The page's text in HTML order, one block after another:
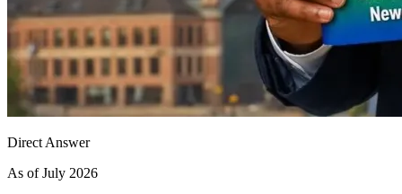
Direct Answer
As of July 2026